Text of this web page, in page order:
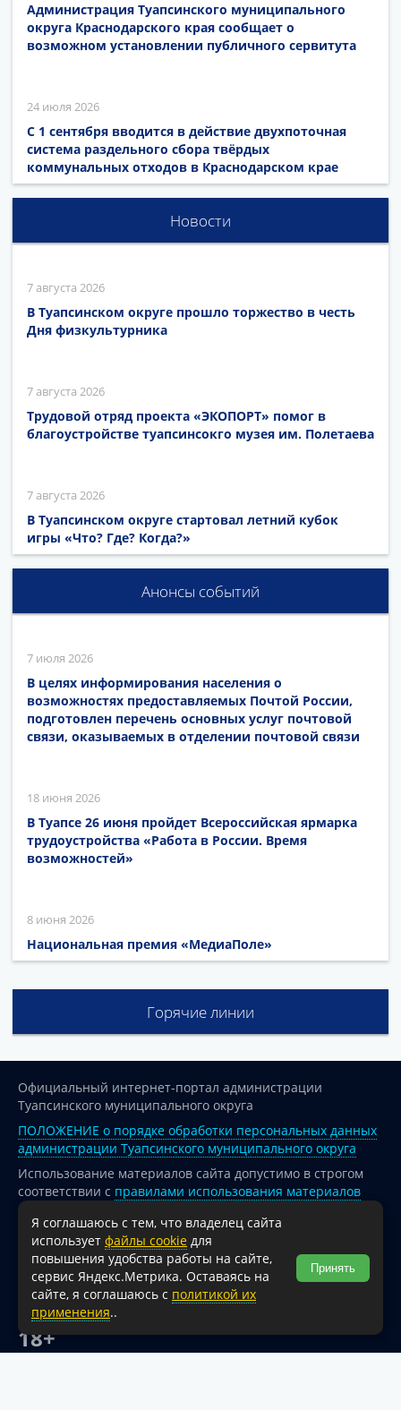
Администрация Туапсинского муниципального
округа Краснодарского края сообщает о
возможном установлении публичного сервитута
24 июля 2026
С 1 сентября вводится в действие двухпоточная
система раздельного сбора твёрдых
коммунальных отходов в Краснодарском крае
Новости
7 августа 2026
В Туапсинском округе прошло торжество в честь
Дня физкультурника
7 августа 2026
Трудовой отряд проекта «ЭКОПОРТ» помог в
благоустройстве туапсинсокго музея им. Полетаева
7 августа 2026
В Туапсинском округе стартовал летний кубок
игры «Что? Где? Когда?»
Анонсы событий
7 июля 2026
В целях информирования населения о
возможностях предоставляемых Почтой России,
подготовлен перечень основных услуг почтовой
связи, оказываемых в отделении почтовой связи
18 июня 2026
В Туапсе 26 июня пройдет Всероссийская ярмарка
трудоустройства «Работа в России. Время
возможностей»
8 июня 2026
Национальная премия «МедиаПоле»
Горячие линии
Официальный интернет-портал администрации
Туапсинского муниципального округа
ПОЛОЖЕНИЕ о порядке обработки персональных данных
администрации Туапсинского муниципального округа
Использование материалов сайта допустимо в строгом
соответствии с правилами использования материалов
опубликованных на сайте
При перепечатке и использовании информации ссылка
на источник обязательна.
Для сайтов и страниц сети Интернет обязательна
активная гиперссылка на официальный интернет-портал
администрации Туапсинского муниципального округа.
18+
Я соглашаюсь с тем, что владелец сайта
использует файлы cookie для
повышения удобства работы на сайте,
сервис Яндекс.Метрика. Оставаясь на
сайте, я соглашаюсь с политикой их
применения..
Принять